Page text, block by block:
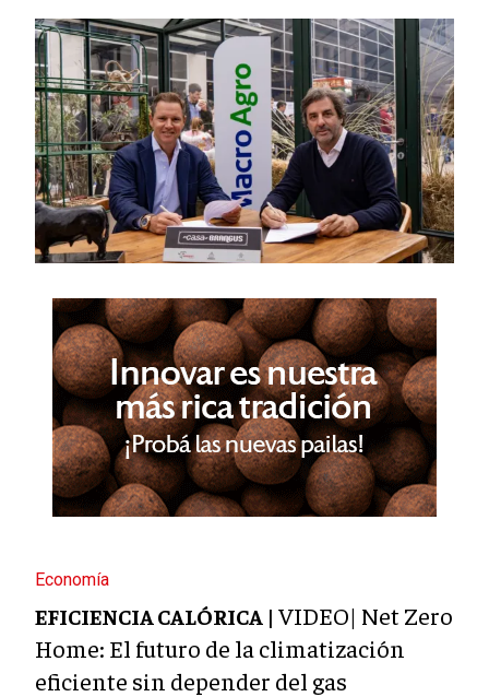
Economía
EFICIENCIA CALÓRICA | VIDEO| Net Zero
Home: El futuro de la climatización
eficiente sin depender del gas